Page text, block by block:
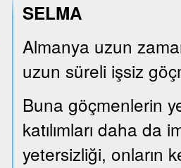
SELMA
Almanya uzun
uzun süreli işsiz
Buna göçmenlerin
katılımları daha da
yetersizliği, onların